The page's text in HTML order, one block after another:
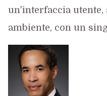
un'interfaccia
ambiente, con un